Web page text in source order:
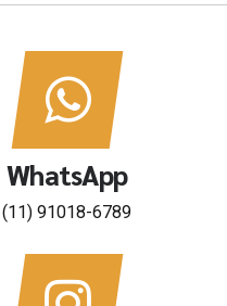
WhatsApp
(11) 91018-6789